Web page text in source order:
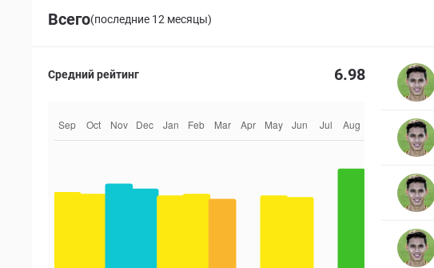
Всего(последние 12 месяцы)
Средний рейтинг 6.98